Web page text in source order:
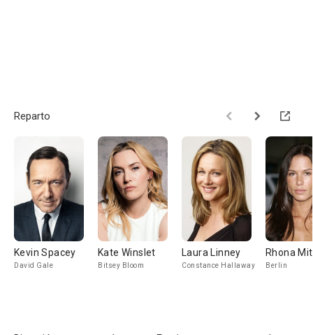
Reparto
Kevin Spacey
David Gale
Kate Winslet
Bitsey Bloom
Laura Linney
Constance Hallaway
Rhona
Berlin